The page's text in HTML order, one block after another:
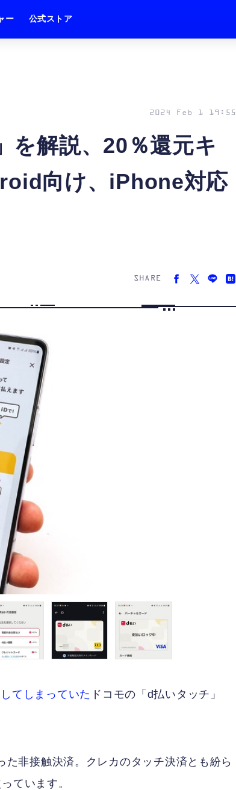
ー 公式ストア
を解説、20％還元キ
向け、iPhone対応
2024 Feb 1 19:55
SHARE
てしまっていた ドコモの「d払いタッチ」
た非接触決済。クレカのタッチ決済とも紛ら
ています。